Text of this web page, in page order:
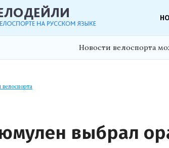
Новости велоспорта
велоспорта
выбрал